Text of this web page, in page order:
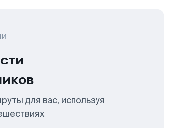
для вас, используя